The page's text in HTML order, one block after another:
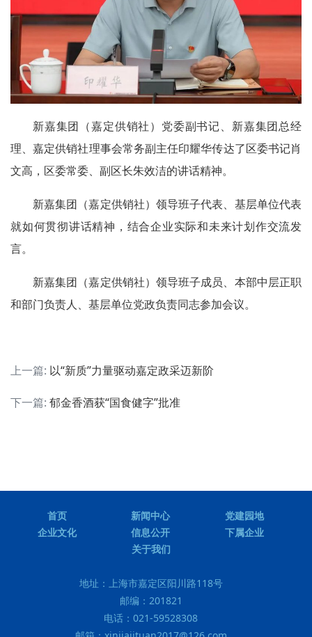
新嘉集团（嘉定供销社）党委副书记、新嘉集团总经
理、嘉定供销社理事会常务副主任印耀华传达了区委书记肖
文高，区委常委、副区长朱效洁的讲话精神。
新嘉集团（嘉定供销社）领导班子代表、基层单位代表
就如何贯彻讲话精神，结合企业实际和未来计划作交流发
言。
新嘉集团（嘉定供销社）领导班子成员、本部中层正职
和部门负责人、基层单位党政负责同志参加会议。
上一篇: 以“新质”力量驱动嘉定政采迈新阶
下一篇: 郁金香酒获“国食健字”批准
首页 新闻中心
党建园地
企业文化
信息公开
下属企业
关于我们
地址： 上海市嘉定区阳川路118号
邮编： 201821
电话： 021-59528308